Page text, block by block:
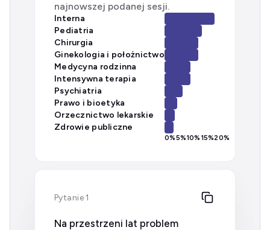
najnowszej podanej sesji.
Interna
Pediatria
Chirurgia
Ginekologia i położnictwo
Medycyna rodzinna
Intensywna terapia
Psychiatria
Prawo i bioetyka
Orzecznictwo lekarskie
Zdrowie publiczne
0%5%10%15%20%
Pytanie 1
Na przestrzeni lat problem